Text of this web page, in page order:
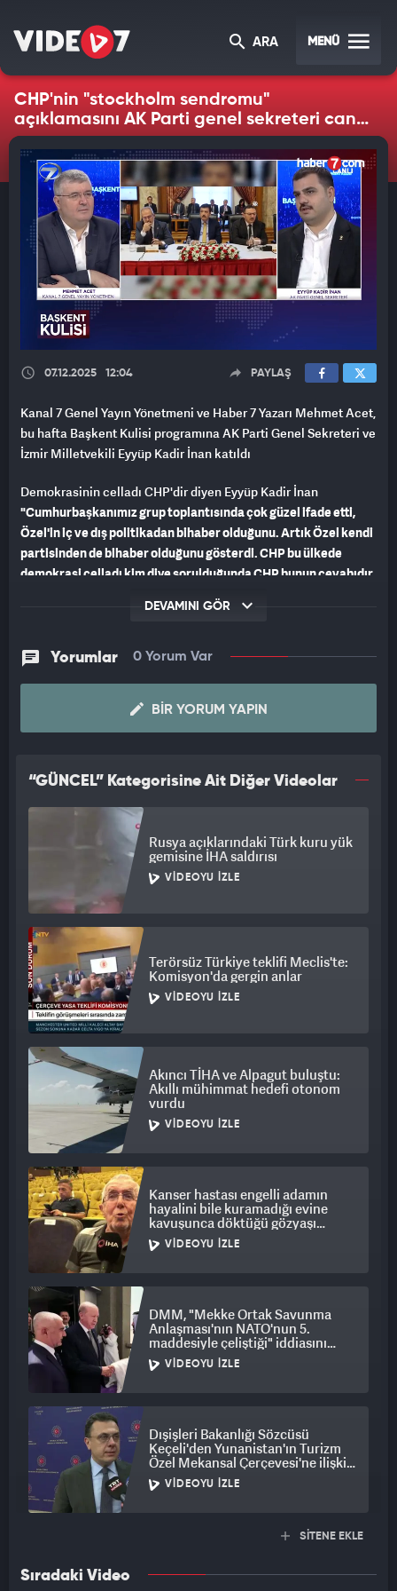
ARA MENÜ
CHP'nin "stockholm sendromu"
açıklamasını AK Parti genel sekreteri canlı
yayında tepki gösterdi
07.12.2025 12:04 PAYLAŞ
Kanal 7 Genel Yayın Yönetmeni ve Haber 7 Yazarı Mehmet Acet,
bu hafta Başkent Kulisi programına AK Parti Genel Sekreteri ve
İzmir Milletvekili Eyyüp Kadir İnan katıldı
Demokrasinin celladı CHP'dir diyen Eyyüp Kadir İnan
"Cumhurbaşkanımız grup toplantısında çok güzel ifade etti,
Özel'in iç ve dış politikadan bihaber olduğunu. Artık Özel kendi
partisinden de bihaber olduğunu gösterdi. CHP bu ülkede
demokrasi celladı kim diye sorulduğunda CHP bunun cevabıdır.
kimin tarafındaydı? Devlet bu konuda ciddi bir şekilde
ona atıfla PKK, devlete silah tutmuşken CHP'nin çıkar
hatırlatmaya devam edeceğiz. "dedi.
DEVAMINI GÖR
Yorumlar 0 Yorum Var
BIR YORUM YAPIN
“GÜNCEL” Kategorisine Ait Diğer Videolar
Rusya açıklarındaki Türk kuru yük
gemisine İHA saldırısı
VIDEOYU İZLE
Terörsüz Türkiye teklifi Meclis'te:
Komisyon'da gergin anlar
VIDEOYU İZLE
Akıncı TİHA ve Alpagut buluştu:
Akıllı mühimmat hedefi otonom
vurdu
VIDEOYU İZLE
Kanser hastası engelli adamın
hayalini bile kuramadığı evine
kavuşunca döktüğü gözyaşı
duygulandırdı
VIDEOYU İZLE
DMM, "Mekke Ortak Savunma
Anlaşması'nın NATO'nun 5.
maddesiyle çeliştiği" iddiasını
yalanladı
VIDEOYU İZLE
Dışişleri Bakanlığı Sözcüsü
Keçeli'den Yunanistan'ın Turizm
Özel Mekansal Çerçevesi'ne ilişkin
açıklama
VIDEOYU İZLE
SİTENE EKLE
Sıradaki Video